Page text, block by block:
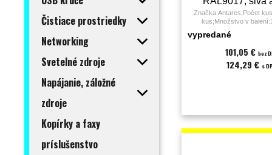
Čistiace prostriedky
Networking
Svetelné zdroje
Napájanie, záložné
zdroje
Kopírky a faxy
príslušenstvo
RAL
Značka:Antares;Počet
kus;Množstvo v
sedenia:3 - 5
sedáku:45;Záruka:36
vypredané
101,05 € bez
124,29 € s